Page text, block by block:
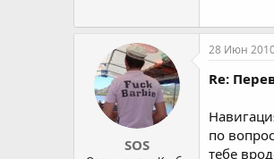
SOS
28 Июн
Re:
по
тебе